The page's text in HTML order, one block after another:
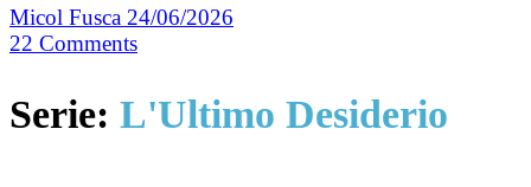
Micol Fusca 24/06/2026
22 Comments
Serie: L'Ultimo Desiderio